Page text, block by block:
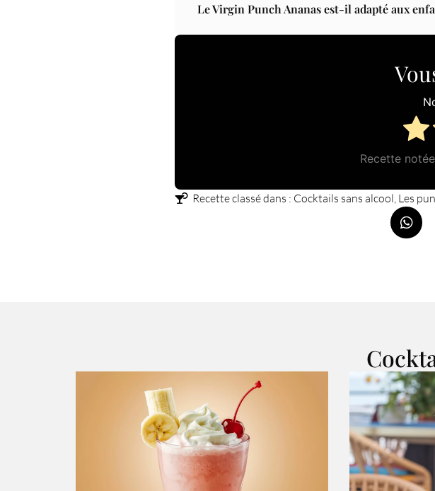
Le Virgin Punch Ananas est-il adapté aux
Recette
Recette classé dans : Cocktails sans alcool, Les